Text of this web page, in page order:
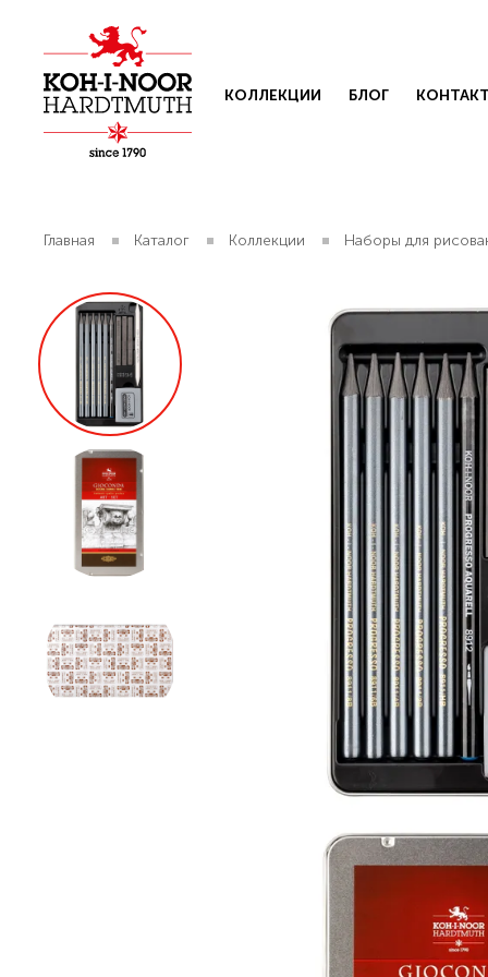
КОЛЛЕКЦИИ БЛОГ
Главная Каталог Коллекции Наборы для
Вопрос по